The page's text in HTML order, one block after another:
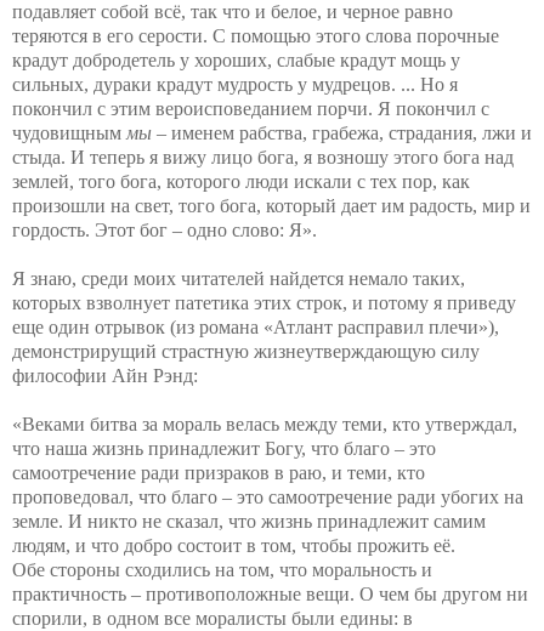
подавляет собой всё, так что и белое, и черное равно
теряются в его серости. С помощью этого слова порочные
крадут добродетель у хороших, слабые крадут мощь у
сильных, дураки крадут мудрость у мудрецов. ... Но я
покончил с этим вероисповеданием порчи. Я покончил с
чудовищным мы – именем рабства, грабежа, страдания, лжи и
стыда. И теперь я вижу лицо бога, я возношу этого бога над
землей, того бога, которого люди искали с тех пор, как
произошли на свет, того бога, который дает им радость, мир и
гордость. Этот бог – одно слово: Я».
Я знаю, среди моих читателей найдется немало таких,
которых взволнует патетика этих строк, и потому я приведу
еще один отрывок (из романа «Атлант расправил плечи»),
демонстрирущий страстную жизнеутверждающую силу
философии Айн Рэнд:
«Веками битва за мораль велась между теми, кто утверждал,
что наша жизнь принадлежит Богу, что благо – это
самоотречение ради призраков в раю, и теми, кто
проповедовал, что благо – это самоотречение ради убогих на
земле. И никто не сказал, что жизнь принадлежит самим
людям, и что добро состоит в том, чтобы прожить её.
Обе стороны сходились на том, что моральность и
практичность – противоположные вещи. О чем бы другом ни
спорили, в одном все моралисты были едины: в